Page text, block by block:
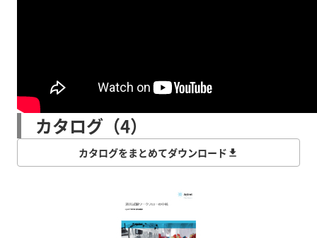
カタログ（4）
カタログをまとめてダウンロード